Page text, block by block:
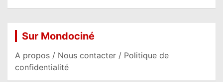
Sur Mondociné
A propos / Nous contacter / Politique de
confidentialité